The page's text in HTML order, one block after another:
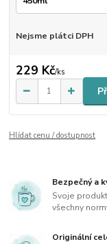
Nejsme plátci DPH
229 Kč/ks
Hlídat cenu / dostupnost
Bezpečný a
Svoje
všechny
Originální